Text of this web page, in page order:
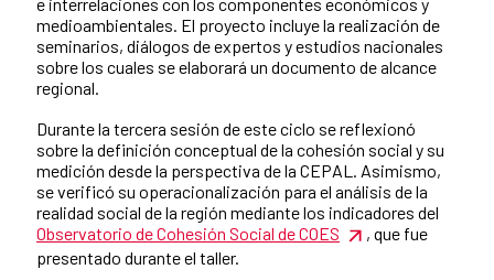
medioambientales. El proyecto incluye la realización de
seminarios, diálogos de expertos y estudios nacionales
sobre los cuales se elaborará un documento de alcance
regional.
Durante la tercera sesión de este ciclo se reflexionó
sobre la definición conceptual de la cohesión social y su
medición desde la perspectiva de la CEPAL. Asimismo,
se verificó su operacionalización para el análisis de la
realidad social de la región mediante los indicadores del
Observatorio de Cohesión Social de COES
, que fue
presentado durante el taller.